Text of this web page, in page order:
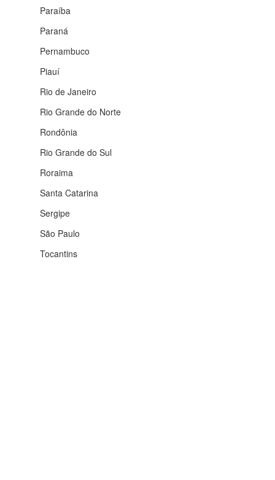
Minas Gerais
Pará
Paraíba
Paraná
Pernambuco
Piauí
Rio de Janeiro
Rio Grande do Norte
Rondônia
Rio Grande do Sul
Roraima
Santa Catarina
Sergipe